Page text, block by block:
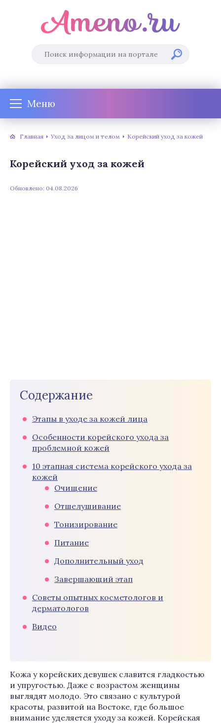
Меню
Главная Уход за лицом и телом Корейский уход за кожей
Корейский уход за кожей
Обновлено: 04.08.2026
Содержание
Этапы в уходе за кожей лица
Особенности корейского ухода за
проблемной кожей
10 этапная система корейского ухода за
кожей
Очищение
Отшелушивание
Тонизирование
Питание
Дополнительный уход
Завершающий этап
Советы опытных косметологов и
дерматологов
Видео
Кожа у корейских девушек славится гладкостью
и упругостью. Даже с возрастом женщины
выглядят молодо. Это связано с культурой
красоты, развитой на Востоке, где большое
внимание уделяется уходу за кожей. Корейская